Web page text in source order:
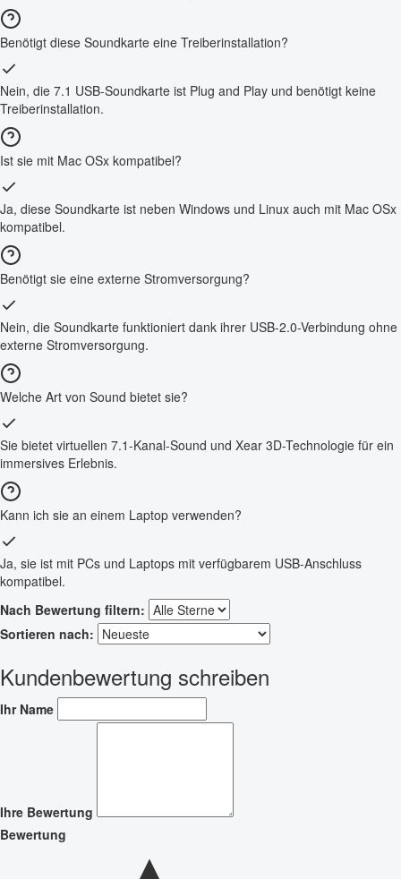
Benötigt diese Soundkarte eine Treiberinstallation?
Nein, die 7.1 USB-Soundkarte ist Plug and Play und benötigt keine
Treiberinstallation.
Ist sie mit Mac OSx kompatibel?
Ja, diese Soundkarte ist neben Windows und Linux auch mit Mac OSx
kompatibel.
Benötigt sie eine externe Stromversorgung?
Nein, die Soundkarte funktioniert dank ihrer USB-2.0-Verbindung ohne
externe Stromversorgung.
Welche Art von Sound bietet sie?
Sie bietet virtuellen 7.1-Kanal-Sound und Xear 3D-Technologie für ein
immersives Erlebnis.
Kann ich sie an einem Laptop verwenden?
Ja, sie ist mit PCs und Laptops mit verfügbarem USB-Anschluss
kompatibel.
Nach Bewertung filtern:
Sortieren nach:
Kundenbewertung schreiben
Ihr Name
Ihre Bewertung
Bewertung